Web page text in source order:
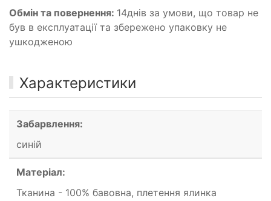
Обмін та повернення: 14днів за умови, що товар не
був в експлуатації та збережено упаковку не
ушкодженою
Характеристики
Забарвлення:
синій
Матеріал:
Тканина - 100% бавовна, плетення ялинка